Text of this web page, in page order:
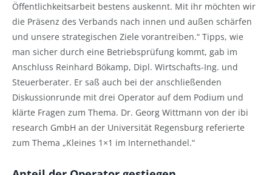
Öffentlichkeitsarbeit bestens auskennt. Mit ihr möchten wir
die Präsenz des Verbands nach innen und außen schärfen
und unsere strategischen Ziele vorantreiben.“ Tipps, wie
man sicher durch eine Betriebsprüfung kommt, gab im
Anschluss Reinhard Bökamp, Dipl. Wirtschafts-Ing. und
Steuerberater. Er saß auch bei der anschließenden
Diskussionrunde mit drei Operator auf dem Podium und
klärte Fragen zum Thema. Dr. Georg Wittmann von der ibi
research GmbH an der Universität Regensburg referierte
zum Thema „Kleines 1×1 im Internethandel.“